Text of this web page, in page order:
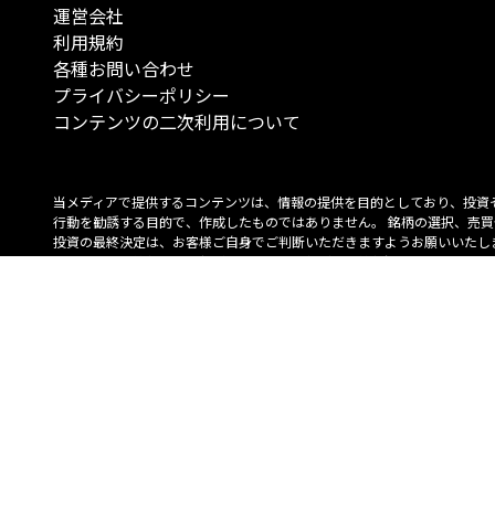
運営会社
利用規約
各種お問い合わせ
プライバシーポリシー
コンテンツの二次利用について
当メディアで提供するコンテンツは、情報の提供を目的としており、投資
行動を勧誘する目的で、作成したものではありません。 銘柄の選択、売
投資の最終決定は、お客様ご自身でご判断いただきますようお願いいたし
コンテンツの情報は、弊社が信頼できると判断した情報源から入手したも